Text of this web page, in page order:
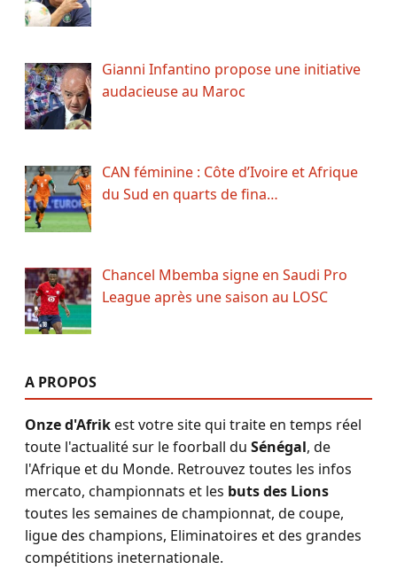
Gianni Infantino propose une initiative
audacieuse au Maroc
CAN féminine : Côte d’Ivoire et Afrique
du Sud en quarts de fina…
Chancel Mbemba signe en Saudi Pro
League après une saison au LOSC
A PROPOS
Onze d'Afrikest votre site qui traite en temps réel
toute l'actualité sur le foorball du Sénégal, de
l'Afrique et du Monde. Retrouvez toutes les infos
mercato, championnats et les buts des Lions
toutes les semaines de championnat, de coupe,
ligue des champions, Eliminatoires et des grandes
compétitions ineternationale.